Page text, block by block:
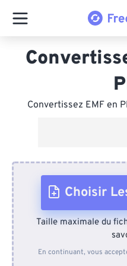
Convertissez EMF en
Choisir
Depuis
Taille maximale du
En continuant, vous